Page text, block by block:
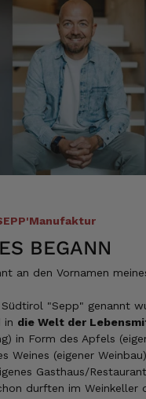
BEGANN
an den Vornamen
"Sepp" genannt
in die Welt der
in Form des Apfels
Weines (eigener
Gasthaus/
durften im Weinkeller
Verifizierter Kunde
Das Tempo beim Versand lässt
nach oben
Verifizierter Kunde
bin begeistert es schmeckt
Produkte sind einfach der
dafür
Dieter